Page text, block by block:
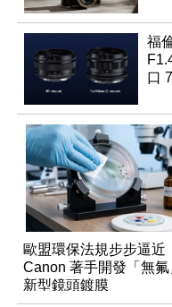
福
口
歐盟環保法規步步逼近
Canon 著手開發「無氟
新型鏡頭鍍膜